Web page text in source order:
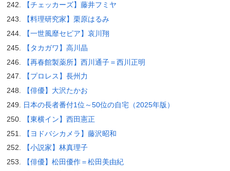
【チェッカーズ】藤井フミヤ
【料理研究家】栗原はるみ
【一世風靡セピア】哀川翔
【タカガワ】高川晶
【再春館製薬所】西川通子＝西川正明
【プロレス】長州力
【俳優】大沢たかお
日本の長者番付1位～50位の自宅（2025年版）
【東横イン】西田憲正
【ヨドバシカメラ】藤沢昭和
【小説家】林真理子
【俳優】松田優作＝松田美由紀